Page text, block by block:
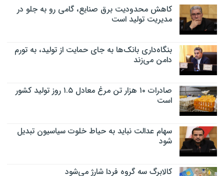
کاهش محدودیت برق صنایع، گامی رو به جلو در
مدیریت تولید است
بنگاه‌داری بانک‌ها به جای حمایت از تولید، به تورم
دامن می‌زند
صادرات ۱۰ هزار تن مرغ معادل ۱.۵ روز تولید کشور
است
سهام عدالت نباید به حیاط خلوت سیاسیون تبدیل
شود
کالابرگ سه گروه فردا شارژ می‌شود